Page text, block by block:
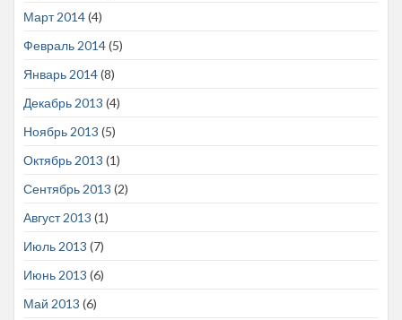
Март 2014(4)
Февраль 2014(5)
Январь 2014(8)
Декабрь 2013 (4)
Ноябрь 2013 (5)
Октябрь 2013 (1)
Сентябрь 2013 (2)
Август 2013 (1)
Июль 2013 (7)
Июнь 2013 (6)
Май 2013 (6)